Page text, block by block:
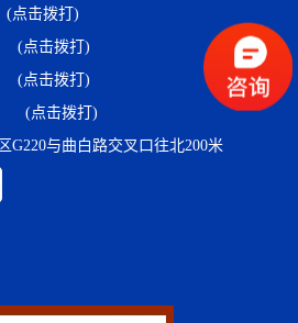
(点击拨打)
(点击拨打)
(点击拨打)
(点击拨打)
与曲白路交叉口往北200米